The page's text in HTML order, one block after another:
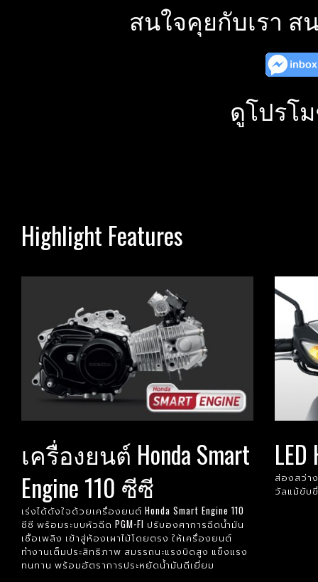
สนใจคุยกับเรา ส
ดูโปรโ
Highlight Features
เครื่องยนต์ Honda Smart
Engine 110 ซีซี
เร่งได้ดังใจด้วยเครื่องยนต์ Honda Smart Engine 110
ซีซี พร้อมระบบหัวฉีด PGM-FI ปรับองศาการฉีดน้ำมัน
เชื้อเพลิง เข้าสู่ห้องเผาไม้โดยตรง ให้เครื่องยนต์
ทำงานเต็มประสิทธิภาพ สมรรถนะแรงบิดสูง แข็งแรง
ทนทาน พร้อมอัตราการประหยัดน้ำมันดีเยี่ยม
LED
ส่องสว่า
วัลแม้ขับ